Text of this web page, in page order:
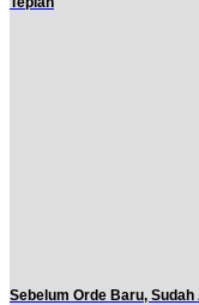
Sebelum Orde Baru,